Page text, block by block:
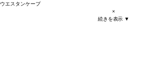
ウエスタンケープ
×
続きを表示 ▼